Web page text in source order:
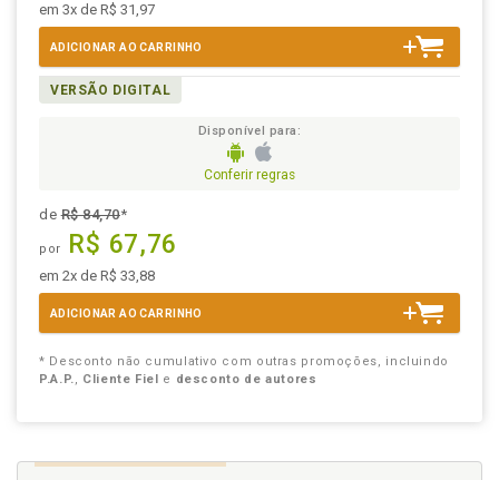
em 3x de R$ 31,97
ADICIONAR AO CARRINHO
VERSÃO DIGITAL
Disponível para:
Conferir regras
deR$ 84,70*
por R$ 67,76
em 2x de R$ 33,88
ADICIONAR AO CARRINHO
* Desconto não cumulativo com outras promoções, incluindo
P.A.P., Cliente Fiel e desconto de autores